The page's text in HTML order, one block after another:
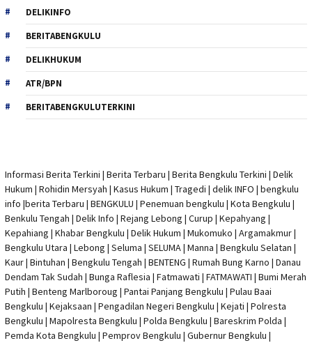
DELIKINFO
BERITABENGKULU
DELIKHUKUM
ATR/BPN
BERITABENGKULUTERKINI
Informasi Berita Terkini | Berita Terbaru | Berita Bengkulu Terkini | Delik
Hukum | Rohidin Mersyah | Kasus Hukum | Tragedi | delik INFO | bengkulu
info |berita Terbaru | BENGKULU | Penemuan bengkulu | Kota Bengkulu |
Benkulu Tengah | Delik Info | Rejang Lebong | Curup | Kepahyang |
Kepahiang | Khabar Bengkulu | Delik Hukum | Mukomuko | Argamakmur |
Bengkulu Utara | Lebong | Seluma | SELUMA | Manna | Bengkulu Selatan |
Kaur | Bintuhan | Bengkulu Tengah | BENTENG | Rumah Bung Karno | Danau
Dendam Tak Sudah | Bunga Raflesia | Fatmawati | FATMAWATI | Bumi Merah
Putih | Benteng Marlboroug | Pantai Panjang Bengkulu | Pulau Baai
Bengkulu | Kejaksaan | Pengadilan Negeri Bengkulu | Kejati | Polresta
Bengkulu | Mapolresta Bengkulu | Polda Bengkulu | Bareskrim Polda |
Pemda Kota Bengkulu | Pemprov Bengkulu | Gubernur Bengkulu |